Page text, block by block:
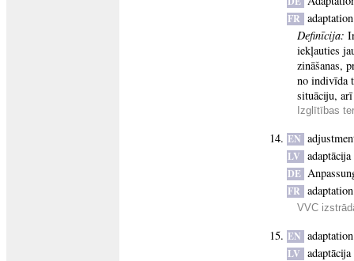
FR adaptation
Definīcija:
iekļauties
zināšanas,
no indivīda
situāciju,
Izglītības
EN
LV adaptācija
DE
FR adaptation
VVC
EN adaptation
LV adaptācija